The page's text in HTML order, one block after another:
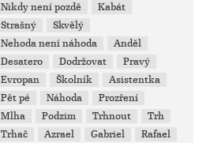
Nikdy není pozdě
Kabát
Strašný
Skvělý
Nehoda není náhoda
Anděl
Desatero
Dodržovat
Pravý
Evropan
Školník
Asistentka
Pět pé
Náhoda
Prozření
Mlha
Podzim Trhnout
Trh
Trhač
Azrael Gabriel
Rafael